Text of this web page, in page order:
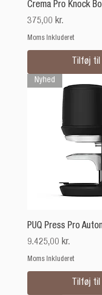
Crema Pro Knock
Pris
375,00 kr.
Moms Inkluderet
Tilføj til
Nyhed
PUQ Press Pro
Pris
9.425,00 kr.
Moms Inkluderet
Tilføj til